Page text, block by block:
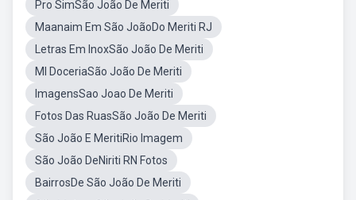
Pro SimSão João De Meriti
Maanaim Em São JoãoDo Meriti RJ
Letras Em InoxSão João De Meriti
MI DoceriaSão João De Meriti
ImagensSao Joao De Meriti
Fotos Das RuasSão João De Meriti
São João E MeritiRio Imagem
São João DeNiriti RN Fotos
BairrosDe São João De Meriti